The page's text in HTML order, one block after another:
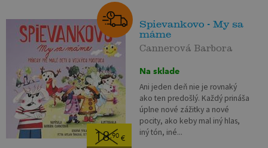
18,90€
Spievankovo - My sa
máme
Cannerová Barbora
Na sklade
Ani jeden deň nie je rovnaký
ako ten predošlý. Každý prináša
úplne nové zážitky a nové
pocity, ako keby mal iný hlas,
iný tón, iné...